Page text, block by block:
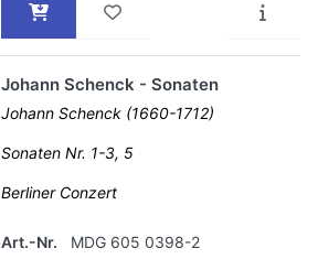
Johann Schenck - Sonaten
Johann Schenck (1660-1712)
Sonaten Nr. 1-3, 5
Berliner Conzert
Art.-Nr. MDG 605 0398-2